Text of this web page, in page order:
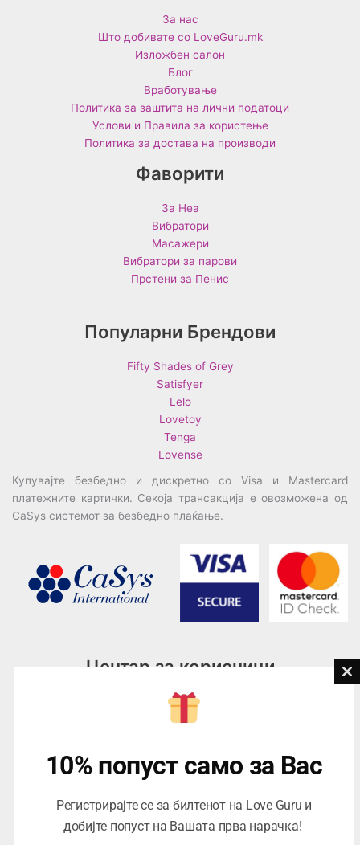
За нас
Што добивате со LoveGuru.mk
Изложбен салон
Блог
Вработување
Политика за заштита на лични податоци
Услови и Правила за користење
Политика за достава на производи
Фаворити
За Неа
Вибратори
Масажери
Вибратори за парови
Прстени за Пенис
Популарни Брендови
Fifty Shades of Grey
Satisfyer
Lelo
Lovetoy
Tenga
Lovense
Купувајте безбедно и дискретно со Visa и Mastercard
платежните картички. Секоја трансакција е овозможена од
CaSys системот за безбедно плаќање.
Центар за корисници
076945497; 076945498
contact@loveguru.mk
Саб – Нед: 10-18
10% попуст само за Вас
Регистрирајте се за билтенот на Love Guru и
добијте попуст на Вашата прва нарачка!